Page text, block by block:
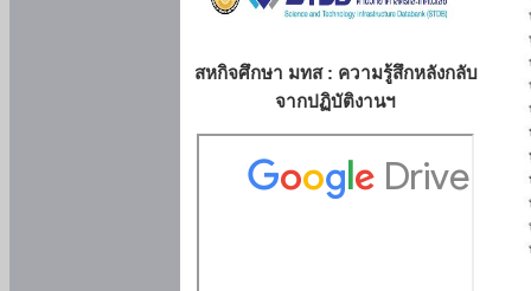
สหกิจศึกษา มทส : ความรู้สึกหลังกลับ
จากปฏิบัติงานฯ